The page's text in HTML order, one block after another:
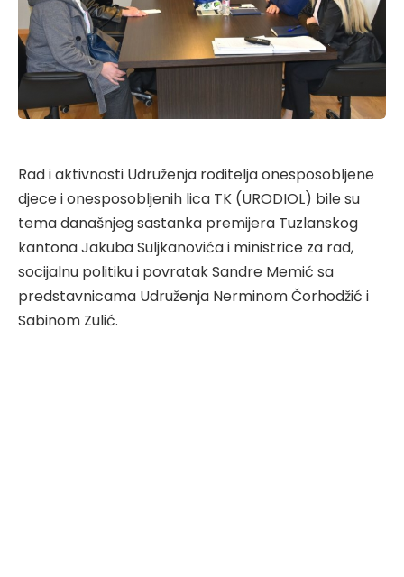
Rad i aktivnosti Udruženja roditelja onesposobljene
djece i onesposobljenih lica TK (URODIOL) bile su
tema današnjeg sastanka premijera Tuzlanskog
kantona Jakuba Suljkanovića i ministrice za rad,
socijalnu politiku i povratak Sandre Memić sa
predstavnicama Udruženja Nerminom Čorhodžić i
Sabinom Zulić.